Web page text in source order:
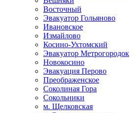
Восточный
Эвакуатор Гольяново
Ивановское
Измайлово
Косино-Ухтомский
Эвакуатор Метрогородок
Новокосино
Эвакуация Перово
Преображенское
Соколиная Гора
Сокольники
м. Щелковская